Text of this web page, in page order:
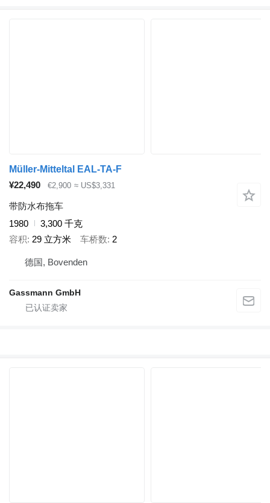
Müller-Mitteltal EAL-TA-F
¥22,490
€2,900 ≈ US$3,331
带防水布拖车
1980
3,300 千克
容积 29 立方米 车桥数 2
德国, Bovenden
Gassmann GmbH